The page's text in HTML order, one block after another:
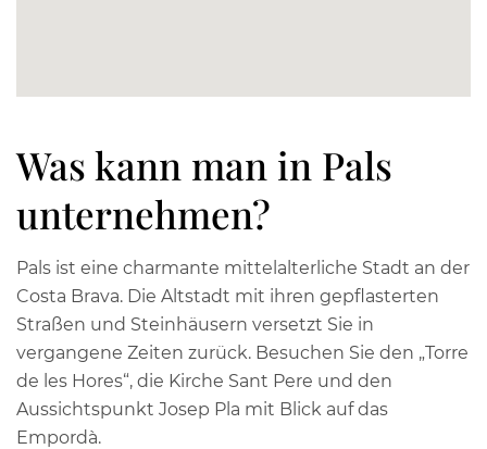
Was kann man in Pals
unternehmen?
Pals ist eine charmante mittelalterliche Stadt an der
Costa Brava. Die Altstadt mit ihren gepflasterten
Straßen und Steinhäusern versetzt Sie in
vergangene Zeiten zurück. Besuchen Sie den „Torre
de les Hores“, die Kirche Sant Pere und den
Aussichtspunkt Josep Pla mit Blick auf das
Empordà.